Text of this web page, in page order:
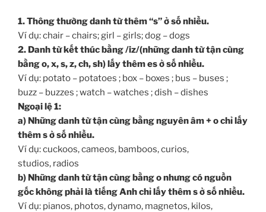
1. Thông thường danh từ thêm “s” ở số nhiều.
Ví dụ: chair – chairs; girl – girls; dog – dogs
2. Danh từ kết thúc bằng /iz/(những danh từ tận cùng
bằng o, x, s, z, ch, sh) lấy thêm es ở số nhiều.
Ví dụ: potato – potatoes ; box – boxes ; bus – buses ;
buzz – buzzes ; watch – watches ; dish – dishes
Ngoại lệ 1:
a) Những danh từ tận cùng bằng nguyên âm + o chỉ lấy
thêm s ở số nhiều.
Ví dụ: cuckoos, cameos, bamboos, curios,
studios, radios
b) Những danh từ tận cùng bằng o nhưng có nguồn
gốc không phải là tiếng Anh chỉ lấy thêm s ở số nhiều.
Ví dụ: pianos, photos, dynamo, magnetos, kilos,